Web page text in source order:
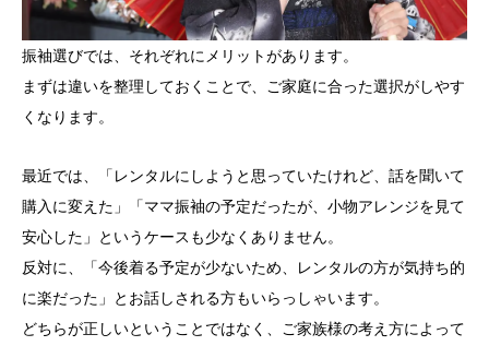
振袖選びでは、それぞれにメリットがあります。
まずは違いを整理しておくことで、ご家庭に合った選択がしやす
くなります。
最近では、「レンタルにしようと思っていたけれど、話を聞いて
購入に変えた」「ママ振袖の予定だったが、小物アレンジを見て
安心した」というケースも少なくありません。
反対に、「今後着る予定が少ないため、レンタルの方が気持ち的
に楽だった」とお話しされる方もいらっしゃいます。
どちらが正しいということではなく、ご家族様の考え方によって